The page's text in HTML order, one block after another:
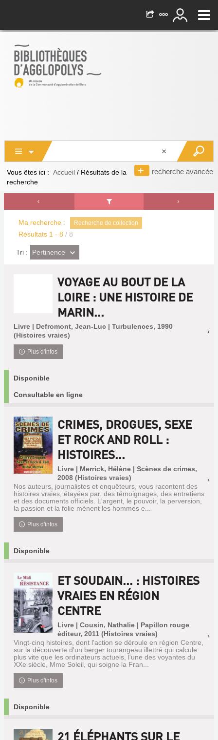
recherche avancée
Vous êtes ici : Accueil / Résultats de la
recherche
Ma recherche : Recherche de collection
Résultats 1 - 8 / 8
Tri : (Effet
imédiat)
Pertinence
VOYAGE AU BOUT DE LA
LOIRE : UNE HISTOIRE DE
MARIN...
Livre | Defromont, Jean-Luc | Turbulences, 1990
(Histoires vraies)
Plus d'infos
Disponible
Consultable en ligne
CRIMES, DROGUES, SEXE
ET ROCK AND ROLL :
HISTOIRES...
Livre | Merrick, Hélène | Scènes de crimes,
2008 (Histoires vraies)
Nos auteurs, journalistes et enquêteurs, vous racontent des
histoires vraies, étayées par. des témoignages, des entretiens
et des documents officiels. L'argent, le pouvoir, la perversion,
la passion et la folie mènent les hommes e...
Plus d'infos
Disponible
ET SOUDAIN... : HISTOIRES
VRAIES EN RÉGION
CENTRE
Livre | Cousin, Nathalie | Papillon rouge
éditeur, 2011 (Histoires vraies)
Vingt-cinq histoires, dont l'action se déroule en région Centre,
sur la découverte d'un berger tourangeau illettré qui calcule
plus vite que les ordinateurs actuels, l'une des voyantes du
XXe siècle, Mme Soleil, qui soigne la Fran...
Plus d'infos
Disponible
21 ÉLÉPHANTS SUR LE